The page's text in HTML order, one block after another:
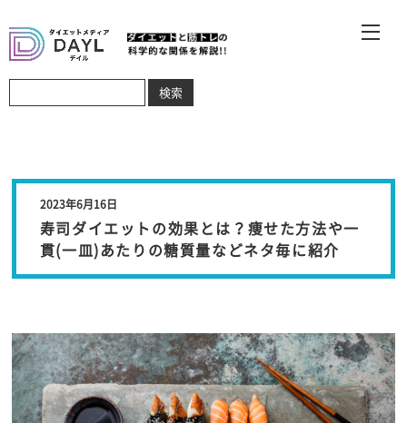
2023年6月16日
寿司ダイエットの効果とは？痩せた方法や一
貫(一皿)あたりの糖質量などネタ毎に紹介